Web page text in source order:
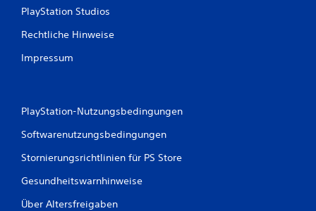
PlayStation Studios
Rechtliche Hinweise
Impressum
PlayStation-Nutzungsbedingungen
Softwarenutzungsbedingungen
Stornierungsrichtlinien für PS Store
Gesundheitswarnhinweise
Über Altersfreigaben